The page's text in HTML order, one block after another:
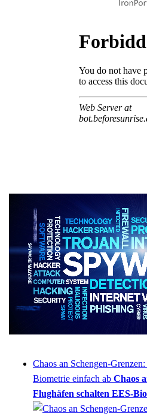
Chaos an Schengen-
Biometrie einfach ab Chaos
Flughäfen schalten EES-